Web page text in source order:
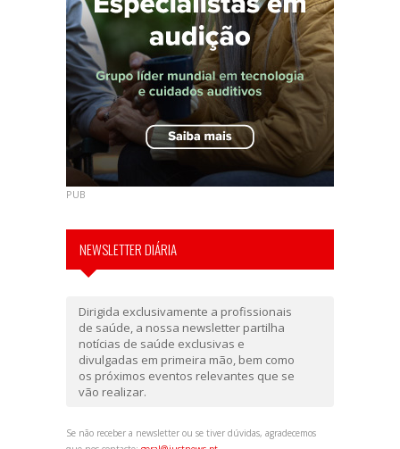
PUB
NEWSLETTER DIÁRIA
Dirigida exclusivamente a profissionais
de saúde, a nossa newsletter partilha
notícias de saúde exclusivas e
divulgadas em primeira mão, bem como
os próximos eventos relevantes que se
vão realizar.
Se não receber a newsletter ou se tiver dúvidas, agradecemos